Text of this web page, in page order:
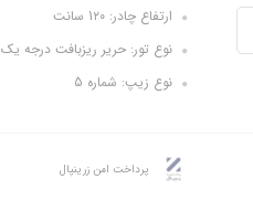
ارتفاع چادر: 1۲۰ سانت
نوع تور: حریر ریزبافت درجه یک
نوع زیپ: شماره 5
پرداخت امن زرینپال